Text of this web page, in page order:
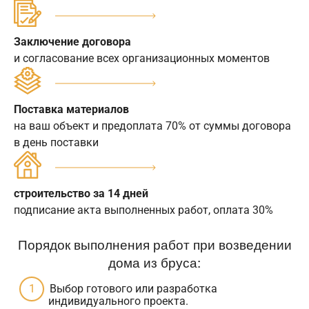
Заключение договора
и согласование всех организационных моментов
Поставка материалов
на ваш объект и предоплата 70% от суммы договора
в день поставки
строительство за 14 дней
подписание акта выполненных работ, оплата 30%
Порядок выполнения работ при возведении
дома из бруса:
Выбор готового или разработка
индивидуального проекта.